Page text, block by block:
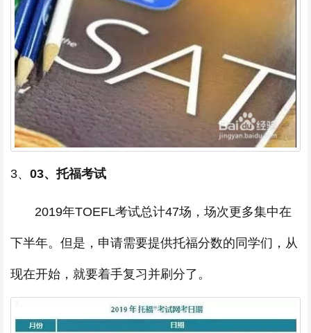
3、 03、托福考试
2019年TOEFL考试总计47场，场次更多集中在
下半年。但是，申请需要提供托福分数的同学们，从
现在开始，就要着手复习并刷分了。